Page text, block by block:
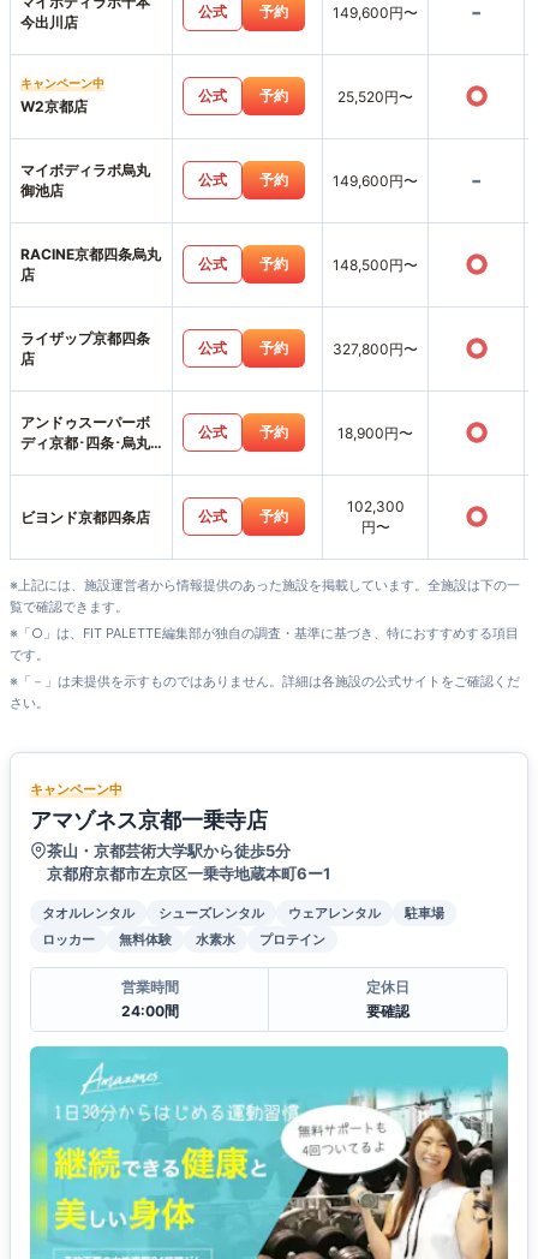
今出川店
公式 予約 149,600円〜 -
キャンペーン中
W2京都店
公式 予約 25,520円〜 ○
マイボディラボ烏丸
御池店
公式 予約 149,600円〜 -
RACINE京都四条烏丸
店
公式 予約 148,500円〜 ○
ライザップ京都四条
店
公式 予約 327,800円〜 ○
アンドゥスーパーボ
ディ京都･四条･烏丸
公式 予約 18,900円〜 ○
ビヨンド京都四条店 公式 予約
102,300
円〜
○
※上記には、施設運営者から情報提供のあった施設を掲載しています。全施設は下の一
覧で確認できます。
※「○」は、FIT PALETTE編集部が独自の調査・基準に基づき、特におすすめする項目
です。
※「－」は未提供を示すものではありません。詳細は各施設の公式サイトをご確認くだ
さい。
キャンペーン中
アマゾネス京都一乗寺店
茶山・京都芸術大学駅から徒歩5分
京都府京都市左京区一乗寺地蔵本町6ー1
タオルレンタル シューズレンタル ウェアレンタル
駐車場
ロッカー
無料体験 水素水 プロテイン
営業時間
24:00間
定休日
要確認